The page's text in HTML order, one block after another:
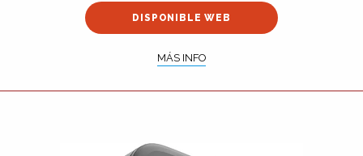
DISPONIBLE WEB
MÁS INFO